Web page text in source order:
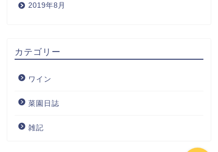
2019年8月
カテゴリー
ワイン
菜園日誌
雑記
Wine